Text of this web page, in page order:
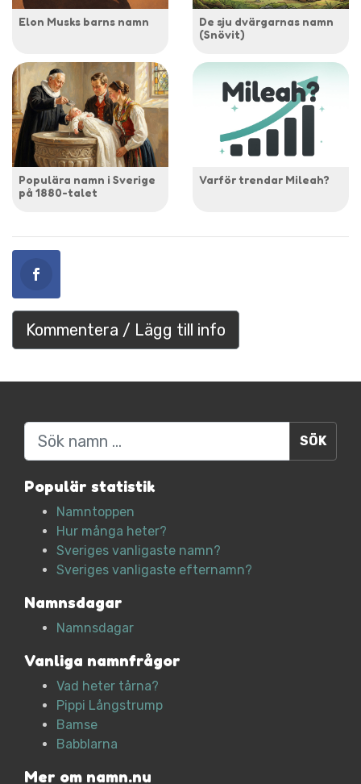
Elon Musks barns namn
De sju dvärgarnas namn
(Snövit)
Populära namn i Sverige
på 1880-talet
Varför trendar Mileah?
Kommentera / Lägg till info
Sök
Populär statistik
Namntoppen
Hur många heter?
Sveriges vanligaste namn?
Sveriges vanligaste efternamn?
Namnsdagar
Namnsdagar
Vanliga namnfrågor
Vad heter tårna?
Pippi Långstrump
Bamse
Babblarna
Mer om namn.nu